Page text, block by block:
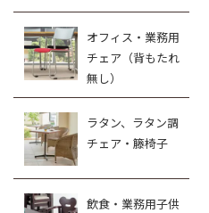
オフィス・業務用
チェア（背もたれ
無し）
ラタン、ラタン調
チェア・籐椅子
飲食・業務用子供